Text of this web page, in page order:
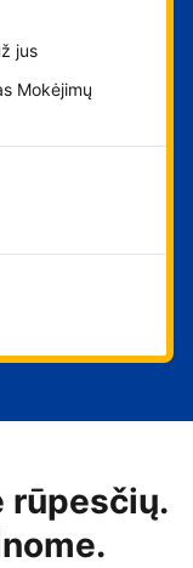
jus
Mokėjimų
rūpesčių.